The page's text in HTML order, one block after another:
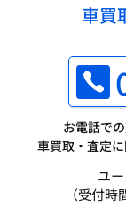
車買
お電話で
車買取・査定
ユ
（受付